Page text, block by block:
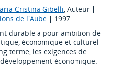
Cristina Gibelli, Auteur |
de l'Aube | 1997
durable a pour ambition de
économique et culturel
terme, les exigences de
économique.